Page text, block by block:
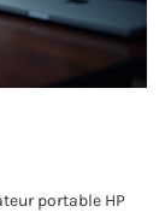
portable HP